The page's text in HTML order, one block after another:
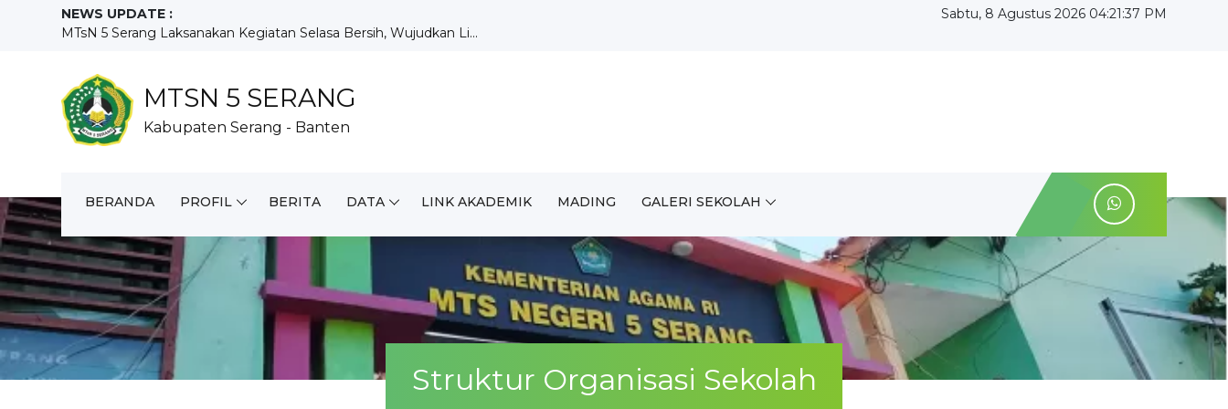
NEWS UPDATE :
MTsN 5 Serang Laksanakan Kegiatan Selasa Bersih, Wujudkan Li...
Penutupan MATAMUDA MTsN 5 Serang Tahun Pelajaran 2026/2027 B...
Demo Ekstrakurikuler Meriahkan Hari Keempat MATAMUDA MTsN 5 ...
Hari Kedua MATAMUDA 2026, MTsN 5 Serang Perkuat Karakter dan...
MTsN 5 Serang Gelar Rapat Koordinasi Awal Tahun Ajaran 2026/...
MTsN 5 Serang Resmi Buka MATAMUDA Tahun Pelajaran 2026/2027...
MTsN 5 Serang Kembali Laksanakan Program Selasa Bersih untuk...
Sabtu, 8 Agustus 2026 04:21:37 PM
MTSN 5 SERANG
Kabupaten Serang - Banten
BERANDA PROFIL BERITA DATA LINK AKADEMIK MADING GALERI SEKOLAH
Struktur Organisasi Sekolah